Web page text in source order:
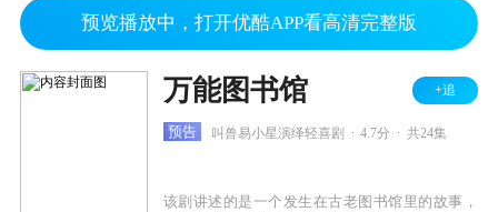
预览播放中，打开优酷APP看高清完整版
万能图书馆 +追
预告 叫兽易小星演绎轻喜剧 4.7分 共24集
该剧讲述的是一个发生在古老图书馆里的故事，